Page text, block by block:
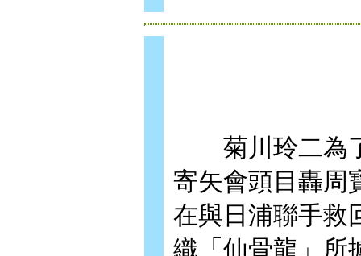
菊川玲二為了
寄矢會頭目轟周
在與日浦聯手救
織「仙骨龍」所